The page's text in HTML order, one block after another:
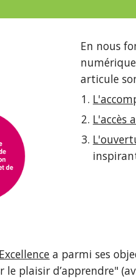
En nous
articule
L'accès
a parmi ses
le plaisir d’apprendre"